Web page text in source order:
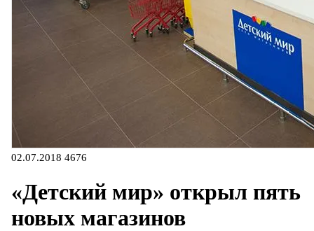
02.07.2018 4676
«Детский мир» открыл пять
новых магазинов